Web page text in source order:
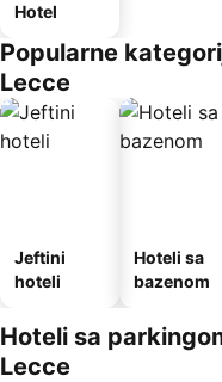
Hotel
Popularne
Lecce
Jeftini
hoteli
Hoteli sa
bazenom
Hoteli sa
Lecce